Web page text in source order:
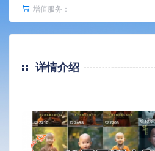
增值服务：
详情介绍